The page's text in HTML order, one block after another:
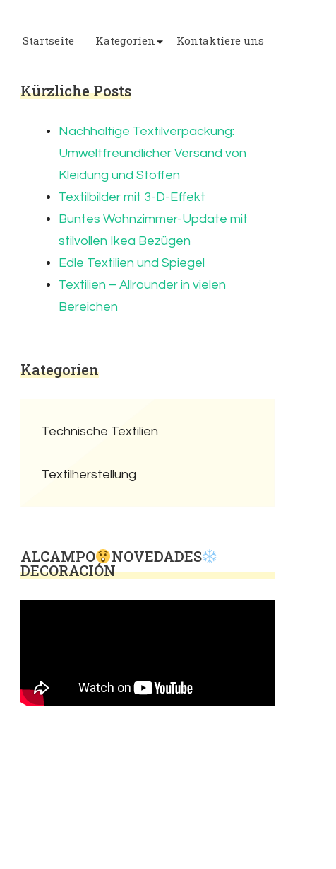
Startseite Kategorien Kontaktiere uns
Kürzliche Posts
Nachhaltige Textilverpackung:
Umweltfreundlicher Versand von
Kleidung und Stoffen
Textilbilder mit 3-D-Effekt
Buntes Wohnzimmer-Update mit
stilvollen Ikea Bezügen
Edle Textilien und Spiegel
Textilien – Allrounder in vielen
Bereichen
Kategorien
Technische Textilien
Textilherstellung
ALCAMPO NOVEDADES
DECORACIÓN